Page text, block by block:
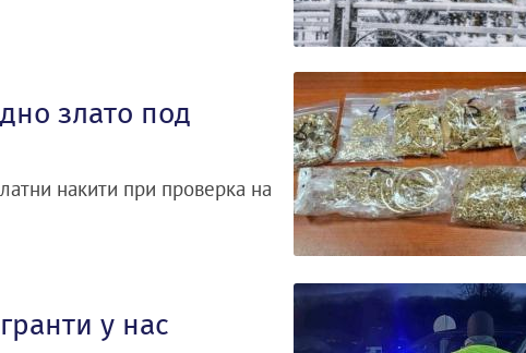
злато под
накити при проверка на
у нас